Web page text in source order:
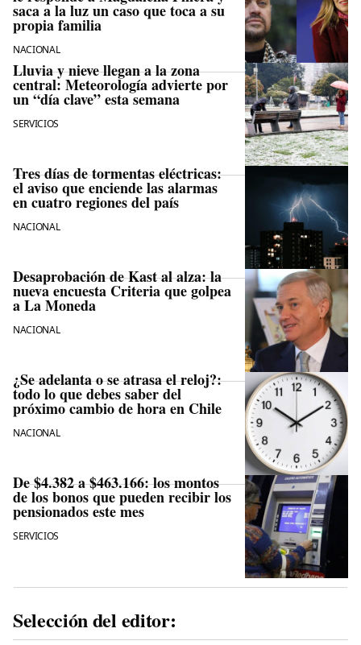
saca a la luz un caso que toca a su
propia familia
NACIONAL
Lluvia y nieve llegan a la zona
central: Meteorología advierte por
un “día clave” esta semana
SERVICIOS
Tres días de tormentas eléctricas:
el aviso que enciende las alarmas
en cuatro regiones del país
NACIONAL
Desaprobación de Kast al alza: la
nueva encuesta Criteria que golpea
a La Moneda
NACIONAL
¿Se adelanta o se atrasa el reloj?:
todo lo que debes saber del
próximo cambio de hora en Chile
NACIONAL
De $4.382 a $463.166: los montos
de los bonos que pueden recibir los
pensionados este mes
SERVICIOS
Selección del editor: